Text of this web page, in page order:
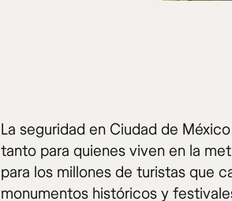
La seguridad en Ciudad de
tanto para quienes viven en la
para los millones de turistas que
monumentos históricos y